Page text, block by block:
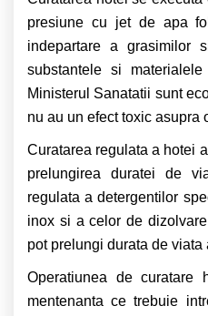
presiune cu jet de apa
indepartare a grasimilor
substantele si
Ministerul Sanatatii sunt
nu au un efect toxic asupra
Curatarea regulata a hotei
prelungirea duratei de
regulata a detergentilor
inox si a celor de
pot prelungi durata de viata
Operatiunea de curatare
mentenanta ce trebuie